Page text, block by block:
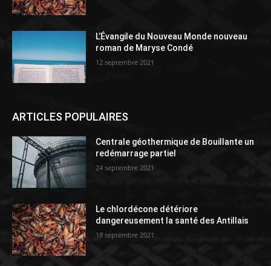
L’Évangile du Nouveau Monde nouveau
roman de Maryse Condé
12 septembre 2021
ARTICLES POPULAIRES
Centrale géothermique de Bouillante un
redémarrage partiel
24 septembre 2021
Le chlordécone détériore
dangereusement la santé des Antillais
18 septembre 2021